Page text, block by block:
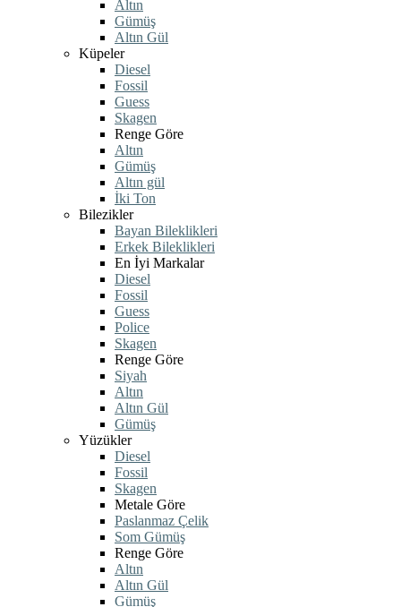
Altın
Gümüş
Altın Gül
Küpeler
Diesel
Fossil
Guess
Skagen
Renge Göre
Altın
Gümüş
Altın gül
İki Ton
Bilezikler
Bayan Bileklikleri
Erkek Bileklikleri
En İyi Markalar
Diesel
Fossil
Guess
Police
Skagen
Renge Göre
Siyah
Altın
Altın Gül
Gümüş
Yüzükler
Diesel
Fossil
Skagen
Metale Göre
Paslanmaz Çelik
Som Gümüş
Renge Göre
Altın
Altın Gül
Gümüş